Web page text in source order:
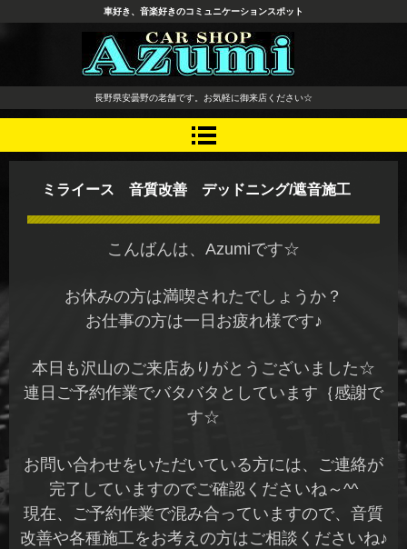
長野県 安曇野市 タイヤ ホ
イール デッドニング カーオ
ーディオ レカロシート
車好き、音楽好きのコミュニケーションスポット
長野県安曇野の老舗です。お気軽に御来店ください☆
ミライース 音質改善 デッドニング/遮音施工
こんばんは、Azumiです☆
お休みの方は満喫されたでしょうか？
お仕事の方は一日お疲れ様です♪
本日も沢山のご来店ありがとうございました☆
連日ご予約作業でバタバタとしています｛感謝で
す☆
お問い合わせをいただいている方には、ご連絡が
完了していますのでご確認くださいね～^^
現在、ご予約作業で混み合っていますので、音質
改善や各種施工をお考えの方はご相談くださいね♪